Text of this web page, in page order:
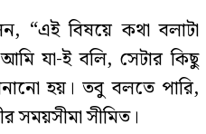
“এই বিষয়ে কথা বলাটা
যা-ই বলি, সেটার কিছু
হয়। তবু বলতে পারি,
সময়সীমা সীমিত।